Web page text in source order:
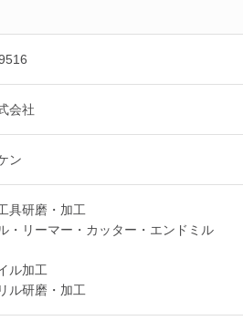
会社
ン
具研磨・加工
・リーマー・カッター・エンドミル
ル加工
ル研磨・加工